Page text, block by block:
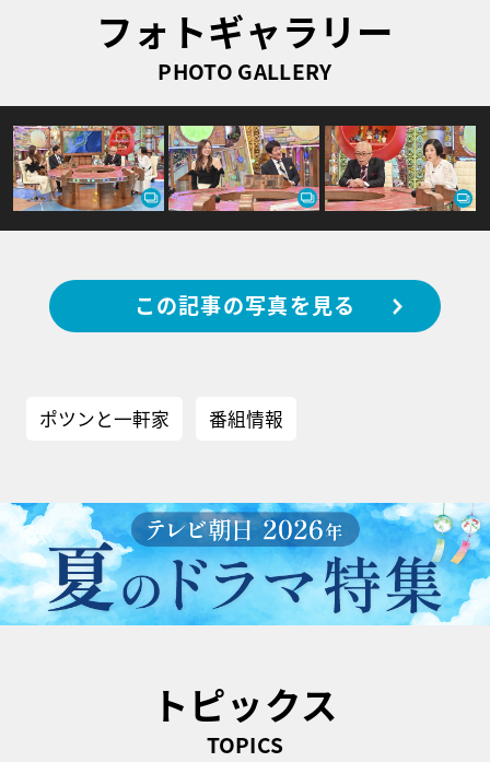
フォトギャラリー
PHOTO GALLERY
この記事の写真を見る
ポツンと一軒家 番組情報
トピックス
TOPICS